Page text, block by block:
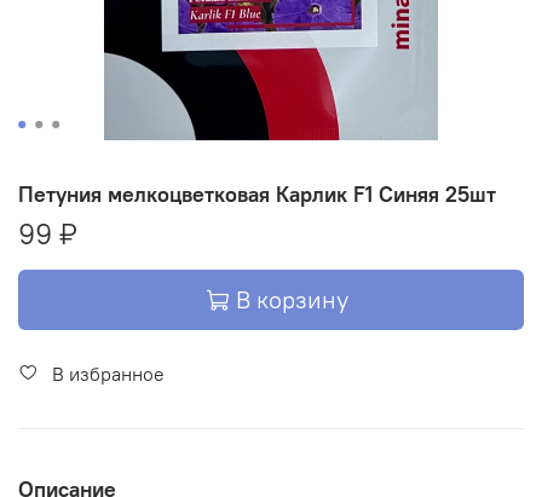
Петуния мелкоцветковая Карлик F1 Синяя 25шт
99 ₽
В корзину
В избранное
Описание